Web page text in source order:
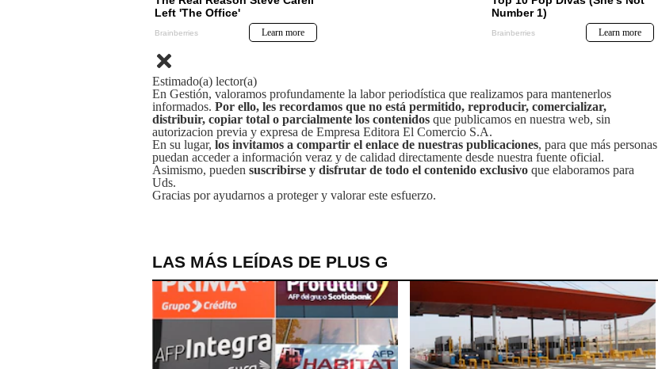
Estimado(a) lector(a)
En Gestión, valoramos profundamente la labor periodística que realizamos para mantenerlos
informados. Por ello, les recordamos que no está permitido, reproducir, comercializar,
distribuir, copiar total o parcialmente los contenidos que publicamos en nuestra web, sin
autorizacion previa y expresa de Empresa Editora El Comercio S.A.
En su lugar, los invitamos a compartir el enlace de nuestras publicaciones, para que más personas
puedan acceder a información veraz y de calidad directamente desde nuestra fuente oficial.
Asimismo, pueden suscribirse y disfrutar de todo el contenido exclusivo que elaboramos para
Uds.
Gracias por ayudarnos a proteger y valorar este esfuerzo.
LAS MÁS LEÍDAS DE PLUS G